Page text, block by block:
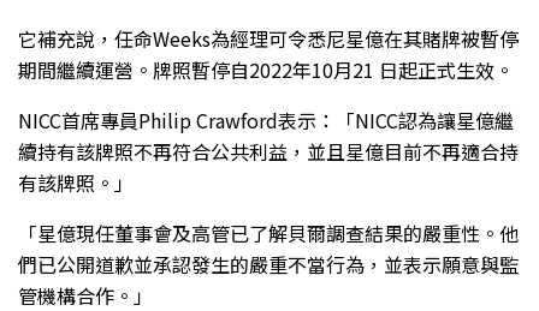
它補充說，任命Weeks為經理可令悉尼星億在其賭牌被暫停
期間繼續運營。牌照暫停自2022年10月21 日起正式生效。
NICC首席專員Philip Crawford表示：「NICC認為讓星億繼
續持有該牌照不再符合公共利益，並且星億目前不再適合持
有該牌照。」
「星億現任董事會及高管已了解貝爾調查結果的嚴重性。他
們已公開道歉並承認發生的嚴重不當行為，並表示願意與監
管機構合作。」